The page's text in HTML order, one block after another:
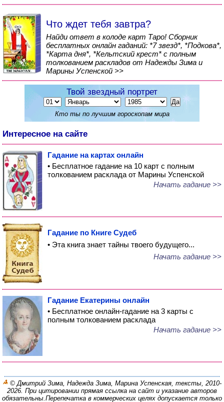
Что ждет тебя завтра?
Найди ответ в колоде карт Таро! Сборник
бесплатных онлайн гаданий: *7 звезд*, *Подкова*,
*Карта дня*, *Кельтский крест* с полным
толкованием раскладов от Надежды Зима и
Марины Успенской >>
Твой звездный портрет
Кто ты по лучшим гороскопам мира
Интересное на сайте
Гадание на картах онлайн
• Бесплатное гадание на 10 карт с полным
толкованием расклада от Марины Успенской
Начать гадание >>
Гадание по Книге Судеб
• Эта книга знает тайны твоего будущего...
Начать гадание >>
Гадание Екатерины онлайн
• Бесплатное онлайн-гадание на 3 карты с
полным толкованием расклада
Начать гадание >>
© Дмитрий Зима, Надежда Зима, Марина Успенская, тексты, 2010-
2026. При цитировании прямая ссылка на сайт и указание авторов
обязательны.Перепечатка в коммерческих целях допускается только